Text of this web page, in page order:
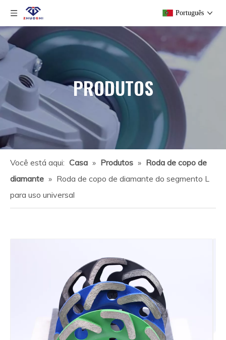
Português
PRODUTOS
Você está aqui: Casa » Produtos » Roda de copo de
diamante » Roda de copo de diamante do segmento L
para uso universal